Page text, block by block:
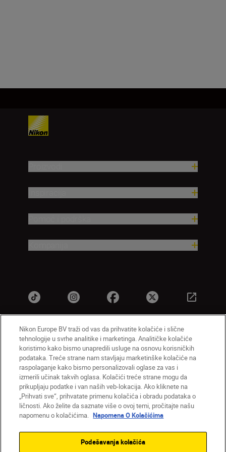
SR Nikon Sites
Kontaktirajte nas
Smernice o privatnosti
Uslovi korišćenja
Napomena o kolačićima
Podešavanja kolačića
© 2026 Nikon
Back to top
Nikon Europe BV traži od vas da prihvatite kolačiće i slične
tehnologije u svrhe analitike i marketinga. Analitičke kolačiće
koristimo kako bismo unapredili usluge na osnovu korisničkih
podataka. Treće strane nam stavljaju marketinške kolačiće na
raspolaganje kako bismo personalizovali oglase za vas i
izmerili učinak takvih oglasa. Kolačići treće strane mogu da
prikupljaju podatke i van naših veb-lokacija. Ako kliknete na
„Prihvati sve“, prihvatate primenu kolačića i obradu podataka o
ličnosti. Ako želite da saznate više o ovoj temi, pročitajte našu
napomenu o kolačićima. Napomena O Kolačićima
Podešavanja kolačića